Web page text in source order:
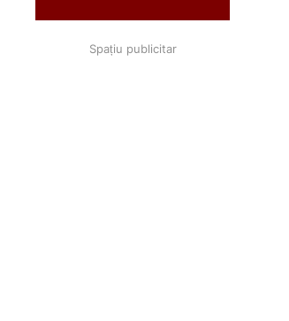
Spațiu publicitar